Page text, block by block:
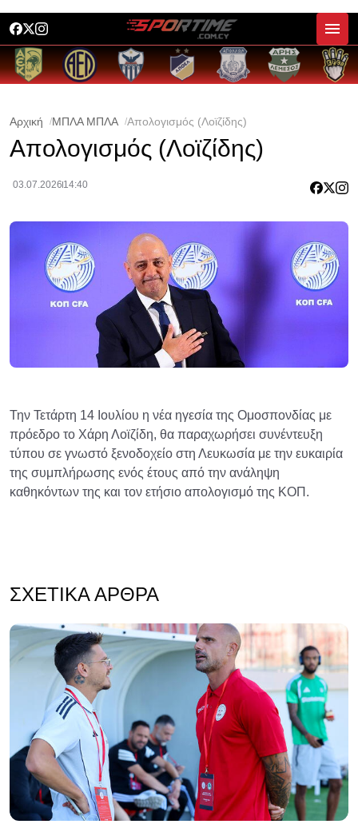
Αρχική ΜΠΛΑ ΜΠΛΑ Απολογισμός (Λοϊζίδης)
Απολογισμός (Λοϊζίδης)
03.07.2026 14:40
Την Τετάρτη 14 Ιουλίου η νέα ηγεσία της Ομοσπονδίας με
πρόεδρο το Χάρη Λοϊζίδη, θα παραχωρήσει συνέντευξη
τύπου σε γνωστό ξενοδοχείο στη Λευκωσία με την ευκαιρία
της συμπλήρωσης ενός έτους από την ανάληψη
καθηκόντων της και τον ετήσιο απολογισμό της ΚΟΠ.
ΣΧΕΤΙΚΆ ΆΡΘΡΑ